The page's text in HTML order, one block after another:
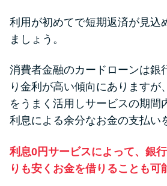
利用が初めてで短期返済が見込
ましょう。
消費者金融のカードローンは銀
り金利が高い傾向にありますが
をうまく活用しサービスの期間
利息による余分なお金の支払い
利息0円サービスによって、銀
りも安くお金を借りることも可